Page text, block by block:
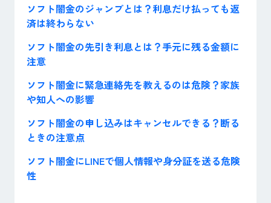
ソフト闇金のジャンプとは？利息だけ払っても返
済は終わらない
ソフト闇金の先引き利息とは？手元に残る金額に
注意
ソフト闇金に緊急連絡先を教えるのは危険？家族
や知人への影響
ソフト闇金の申し込みはキャンセルできる？断る
ときの注意点
ソフト闇金にLINEで個人情報や身分証を送る危険
性